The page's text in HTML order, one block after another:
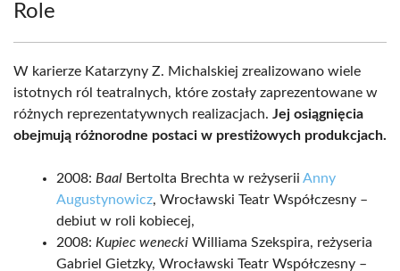
Role
W karierze Katarzyny Z. Michalskiej zrealizowano wiele
istotnych ról teatralnych, które zostały zaprezentowane w
różnych reprezentatywnych realizacjach. Jej osiągnięcia
obejmują różnorodne postaci w prestiżowych produkcjach.
2008: Baal Bertolta Brechta w reżyserii Anny
Augustynowicz, Wrocławski Teatr Współczesny –
debiut w roli kobiecej,
2008: Kupiec wenecki Williama Szekspira, reżyseria
Gabriel Gietzky, Wrocławski Teatr Współczesny –